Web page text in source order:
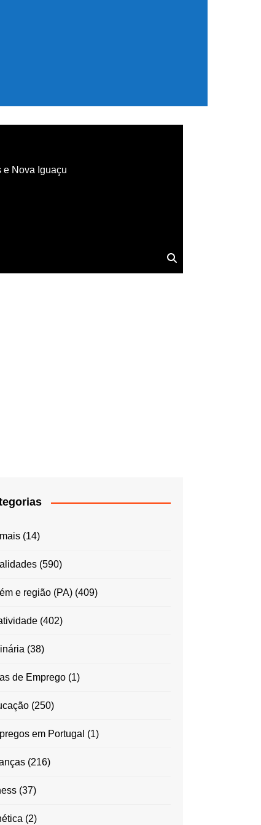
e Nova Iguaçu
(14)
(590)
e região (PA)(409)
(402)
(38)
de Emprego(1)
(250)
em Portugal (1)
(216)
(37)
(2)